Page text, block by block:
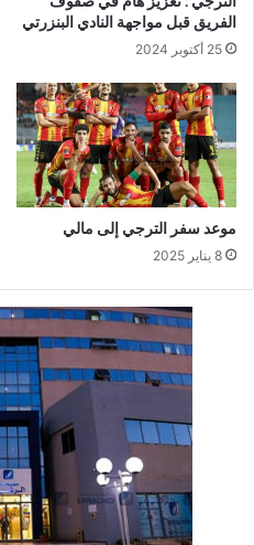
الفريق قبل مواجهة النادي البنزرتي
25 أكتوبر 2024
موعد سفر الترجي إلى مالي
8 يناير 2025